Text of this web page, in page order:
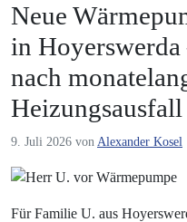
Neue
in
nach
Heizungsausfall
9. Juli 2026 von Alexander Kosel
Für Familie U. aus